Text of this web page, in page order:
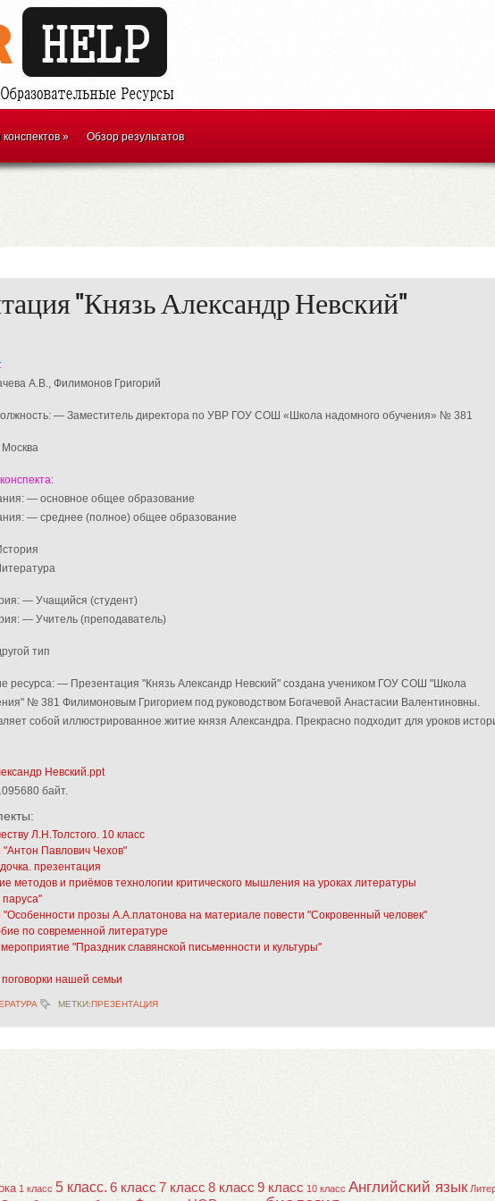
» Обзор результатов
"Князь Александр Невский"
А.В., Филимонов Григорий
— Заместитель директора по УВР ГОУ СОШ «Школа надомного обучения» № 381
— основное общее образование
— среднее (полное) общее образование
— Учащийся (студент)
— Учитель (преподаватель)
тип
ресурса: — Презентация "Князь Александр Невский" создана учеником ГОУ СОШ "Школа
№ 381 Филимоновым Григорием под руководством Богачевой Анастасии Валентиновны.
собой иллюстрированное житие князя Александра. Прекрасно подходит для уроков
Невский.ppt
байт.
Л.Н.Толстого. 10 класс
Павлович Чехов"
презентация
методов и приёмов технологии критического мышления на уроках литературы
прозы А.А.платонова на материале повести "Сокровенный человек"
по современной литературе
"Праздник славянской письменности и культуры"
нашей семьи
МЕТКИ:ПРЕЗЕНТАЦИЯ
1 класс 5 класс. 6 класс 7 класс 8 класс 9 класс 10 класс Английский язык